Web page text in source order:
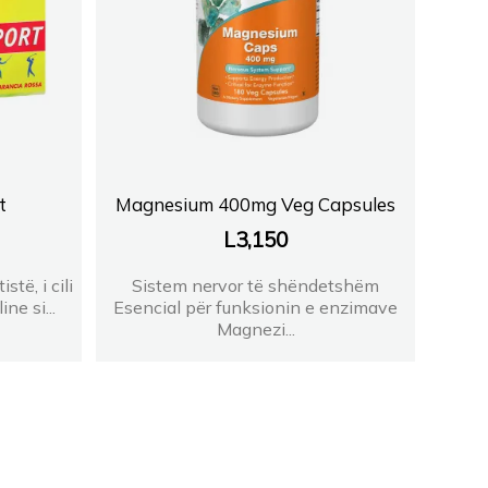
i cili
si...
Magnesium 400mg Veg Capsules
L3,150
Sistem nervor të shëndetshëm
Esencial për funksionin e enzimave
Magnezi...